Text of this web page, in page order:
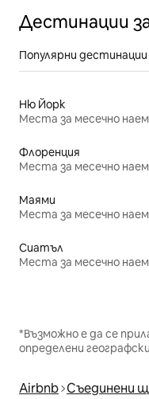
Дестинации
Популярни
Ню Йорк
Места за месечно
Флоренция
Места за месечно
Маями
Места за месечно
Сиатъл
Места за месечно
*Възможно е да се
определени
Airbnb Съединени